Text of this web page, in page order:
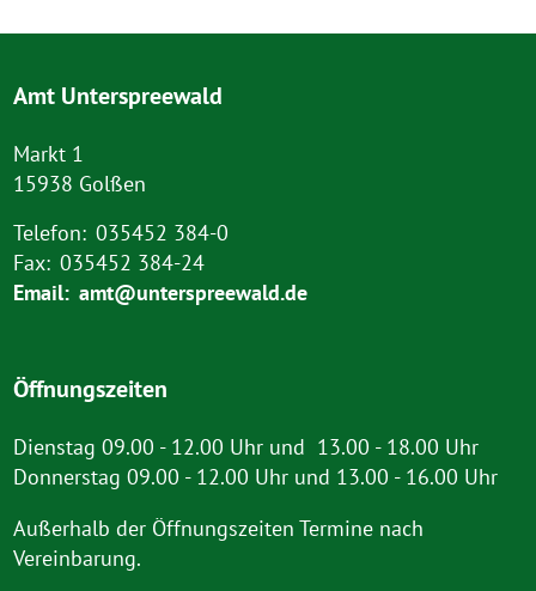
Amt Unterspreewald
Markt 1
15938 Golßen
Telefon: 035452 384-0
Fax: 035452 384-24
Email: amt@unterspreewald.de
Öffnungszeiten
Dienstag 09.00 - 12.00 Uhr und 13.00 - 18.00 Uhr
Donnerstag 09.00 - 12.00 Uhr und 13.00 - 16.00 Uhr
Außerhalb der Öffnungszeiten Termine nach
Vereinbarung.